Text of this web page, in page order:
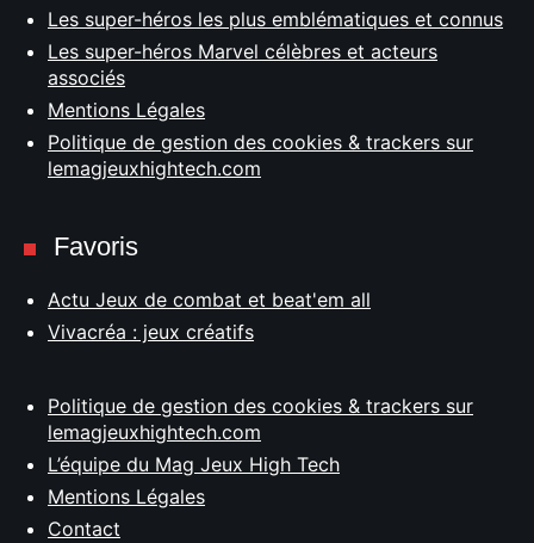
Les super-héros les plus emblématiques et connus
Les super-héros Marvel célèbres et acteurs
associés
Mentions Légales
Politique de gestion des cookies & trackers sur
lemagjeuxhightech.com
Favoris
Actu Jeux de combat et beat'em all
Vivacréa : jeux créatifs
Politique de gestion des cookies & trackers sur
lemagjeuxhightech.com
L’équipe du Mag Jeux High Tech
Mentions Légales
Contact